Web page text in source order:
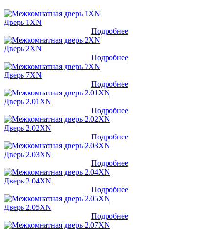
Дверь 1XN
Подробнее
Дверь 2XN
Подробнее
Дверь 7XN
Подробнее
Дверь 2.01XN
Подробнее
Дверь 2.02XN
Подробнее
Дверь 2.03XN
Подробнее
Дверь 2.04XN
Подробнее
Дверь 2.05XN
Подробнее